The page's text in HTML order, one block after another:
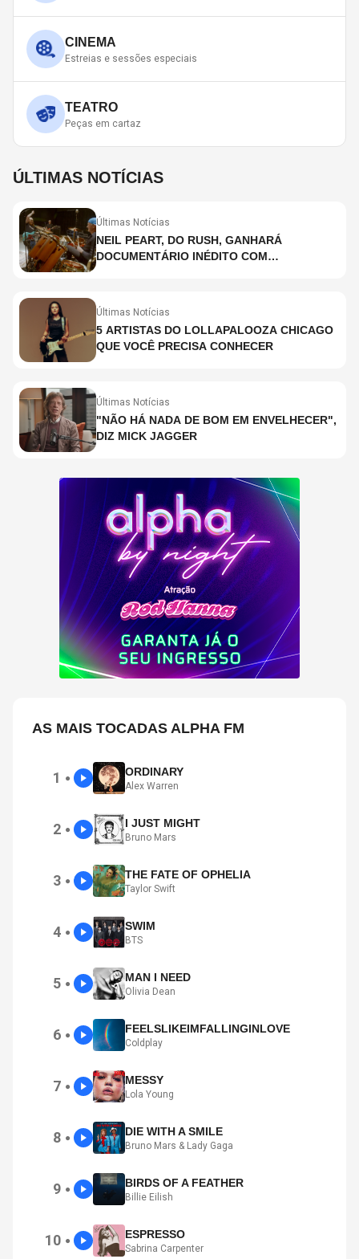
CINEMA
Estreias e sessões especiais
TEATRO
Peças em cartaz
ÚLTIMAS NOTÍCIAS
Últimas Notícias
NEIL PEART, DO RUSH, GANHARÁ
DOCUMENTÁRIO INÉDITO COM
Últimas Notícias
5 ARTISTAS DO LOLLAPALOOZA CHICAGO
QUE VOCÊ PRECISA CONHECER
Últimas Notícias
"NÃO HÁ NADA DE BOM EM ENVELHECER",
DIZ MICK JAGGER
AS MAIS TOCADAS ALPHA FM
1 ● ORDINARY
Alex Warren
2 ● I JUST MIGHT
Bruno Mars
3 ● THE FATE OF OPHELIA
Taylor Swift
4 ● SWIM
BTS
5 ● MAN I NEED
Olivia Dean
6 ● FEELSLIKEIMFALLINGINLOVE
Coldplay
7 ● MESSY
Lola Young
8 ● DIE WITH A SMILE
Bruno Mars & Lady Gaga
9 ● BIRDS OF A FEATHER
Billie Eilish
10 ● ESPRESSO
Sabrina Carpenter